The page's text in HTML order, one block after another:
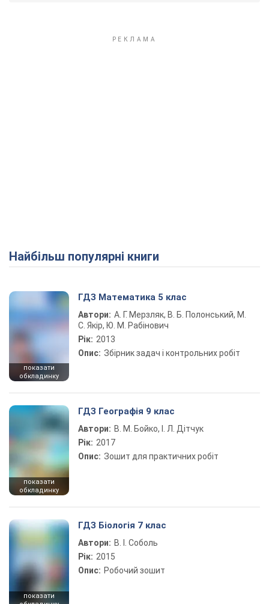
Найбільш популярні книги
показати
обкладинку
ГДЗ Математика 5 клас
Автори: А. Г. Мерзляк, В. Б. Полонський, М.
С. Якір, Ю. М. Рабінович
Рік: 2013
Опис: Збірник задач і контрольних робіт
показати
обкладинку
ГДЗ Географія 9 клас
Автори: В. М. Бойко, І. Л. Дітчук
Рік: 2017
Опис: Зошит для практичних робіт
показати
ГДЗ Біологія 7 клас
Автори: В. І. Соболь
Рік: 2015
Опис: Робочий зошит